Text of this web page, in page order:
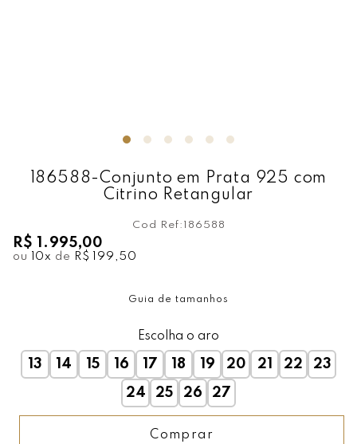
186588-Conjunto em Prata 925 com
Citrino Retangular
Cod Ref: 186588
R$ 1.995,00
ou 10x de R$ 199,50
Guia de tamanhos
Escolha o aro
13 14 15 16 17 18 19 20 21 22
23
24
25 26 27
Comprar